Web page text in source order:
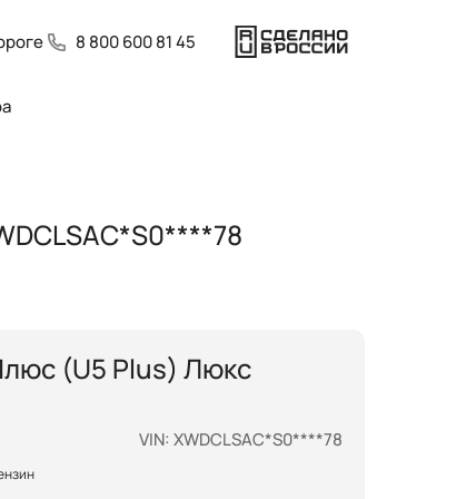
8 800 600 81 45
(U5 Plus) Люкс
VIN: XWDCLSAC*S0****78